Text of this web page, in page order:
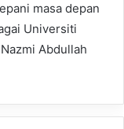
masa depan
Universiti
Abdullah